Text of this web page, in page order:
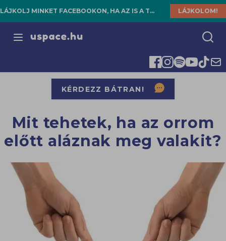
LÁJKOLJ MINKET FACEBOOKON, HA AZ IS A TE HELYED! LÁJKOLOM!
Open menu
KÉRDEZZ BÁTRAN!
Mit tehetek, ha az orrom
előtt aláznak meg valakit?